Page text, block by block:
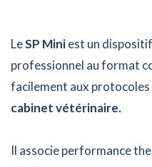
LeSP Miniest un
professionnel au format
facilement aux
cabinet vétérinaire.
Il associe performance